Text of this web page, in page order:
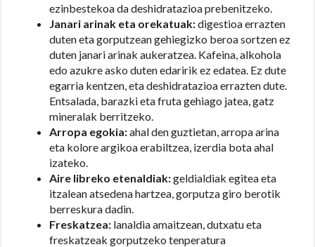
ezinbestekoa da deshidratazioa prebenitzeko.
Janari arinak eta orekatuak:digestioa errazten
duten eta gorputzean gehiegizko beroa sortzen ez
duten janari arinak aukeratzea. Kafeina, alkohola
edo azukre asko duten edaririk ez edatea. Ez dute
egarria kentzen, eta deshidratazioa errazten dute.
Entsalada, barazki eta fruta gehiago jatea, gatz
mineralak berritzeko.
Arropa egokia:ahal den guztietan, arropa arina
eta kolore argikoa erabiltzea, izerdia bota ahal
izateko.
Aire libreko etenaldiak:geldialdiak egitea eta
itzalean atsedena hartzea, gorputza giro berotik
berreskura dadin.
Freskatzea: lanaldia amaitzean, dutxatu eta
freskatzeak gorputzeko tenperatura